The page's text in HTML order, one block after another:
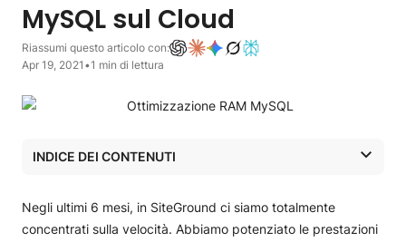
MySQL sul Cloud
Riassumi questo articolo con:
Apr 19, 2021 •1 min di lettura
INDICE DEI CONTENUTI
Cosa abbiamo fatto?
Chi avrà il nuovo servizio?
Negli ultimi 6 mesi, in SiteGround ci siamo totalmente
concentrati sulla velocità. Abbiamo potenziato le prestazioni